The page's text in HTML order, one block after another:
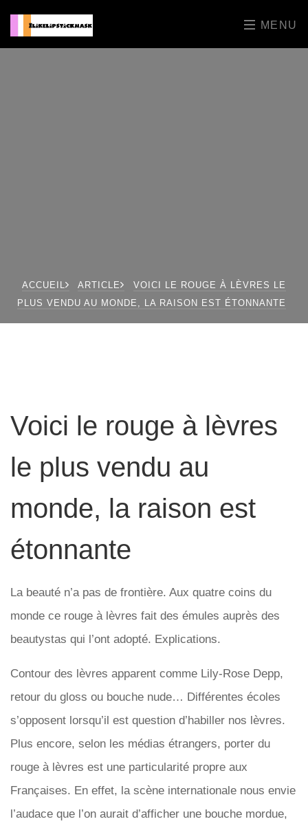
MENU
ACCUEIL ARTICLE
VOICI LE ROUGE À LÈVRES LE
PLUS VENDU AU MONDE, LA RAISON EST ÉTONNANTE
Voici le rouge à lèvres
le plus vendu au
monde, la raison est
étonnante
La beauté n’a pas de frontière. Aux quatre coins du
monde ce rouge à lèvres fait des émules auprès des
beautystas qui l’ont adopté. Explications.
Contour des lèvres apparent comme Lily-Rose Depp,
retour du gloss ou bouche nude… Différentes écoles
s’opposent lorsqu’il est question d’habiller nos lèvres.
Plus encore, selon les médias étrangers, porter du
rouge à lèvres est une particularité propre aux
Françaises. En effet, la scène internationale nous envie
l’audace que l’on aurait d’afficher une bouche mordue,